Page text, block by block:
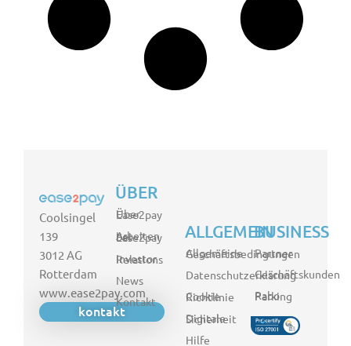
Coolsingel
139
3012 AG
Rotterdam
www.ease2pay.com
kontakt
ÜBER
Über Ease2pay
Arbeiten bei Ease2pay
Investor Relations
News
Kontakt
ALLGEMEIN
Allgemeine Geschäftsbedingungen
Datenschutzerklärung
Cookie Richtlinie
Digitale Sicherheit
Hilfe
BUSINESS
Partner
Geschäftskunden
Rabo Parking